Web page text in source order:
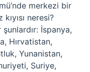
merkezi bir
neresi?
İspanya,
Hırvatistan,
Yunanistan,
Suriye,